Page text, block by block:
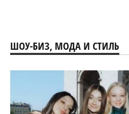
ШОУ-БИЗ, МОДА И СТИЛЬ